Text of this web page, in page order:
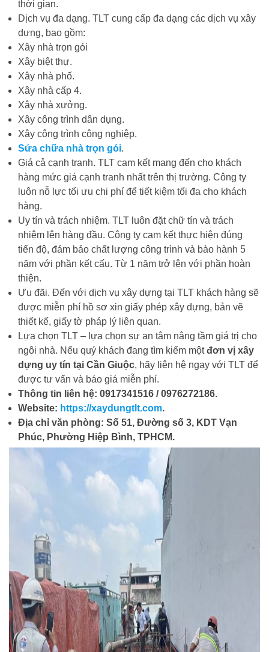
thời gian.
Dịch vụ đa dạng. TLT cung cấp đa dạng các dịch vụ xây
dựng, bao gồm:
Xây nhà trọn gói
Xây biệt thự.
Xây nhà phố.
Xây nhà cấp 4.
Xây nhà xưởng.
Xây công trình dân dụng.
Xây công trình công nghiệp.
Sửa chữa nhà trọn gói.
Giá cả cạnh tranh. TLT cam kết mang đến cho khách
hàng mức giá cạnh tranh nhất trên thị trường. Công ty
luôn nỗ lực tối ưu chi phí để tiết kiệm tối đa cho khách
hàng.
Uy tín và trách nhiệm. TLT luôn đặt chữ tín và trách
nhiệm lên hàng đầu. Công ty cam kết thực hiện đúng
tiến độ, đảm bảo chất lượng công trình và bào hành 5
năm với phần kết cấu. Từ 1 năm trở lên với phần hoàn
thiện.
Ưu đãi. Đến với dịch vụ xây dựng tại TLT khách hàng sẽ
được miễn phí hồ sơ xin giấy phép xây dựng, bản vẽ
thiết kế, giấy tờ pháp lý liên quan.
Lựa chọn TLT – lựa chọn sự an tâm nâng tầm giá trị cho
ngôi nhà. Nếu quý khách đang tìm kiếm mộtđơn vị xây
dựng uy tín tại Cần Giuộc, hãy liên hệ ngay với TLT để
được tư vấn và báo giá miễn phí.
Thông tin liên hệ: 0917341516 / 0976272186.
Website: https://xaydungtlt.com.
Địa chỉ văn phòng: Số 51, Đường số 3, KDT Vạn
Phúc, Phường Hiệp Bình, TPHCM.